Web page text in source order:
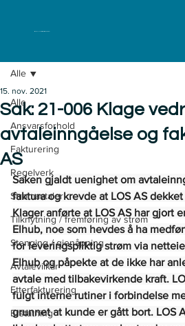
ELKLAGENEMNDA
Alle
Ansvarsforhold
Fakturering
Regelverk
Strømavtaler
Tilknytning / fremføring av strøm
Stenging / gjenåpning
Avtalevilkår
Etterfakturering
Erstatning
Alle
Sak: 21-006 Klage
avtaleinngåelse og
AS
15. nov. 2021
Saken gjaldt uenighet om
faktura og krevde at LOS AS
Klager anførte at LOS AS har gjort
Elhub, noe som hevdes å ha
for leveringspliktig strøm via
Elhub og påpekte at de ikke har
avtale med tilbakevirkende kraft.
fulgt interne rutiner i forbindelse
grunnet at kunde er gått bort. LOS